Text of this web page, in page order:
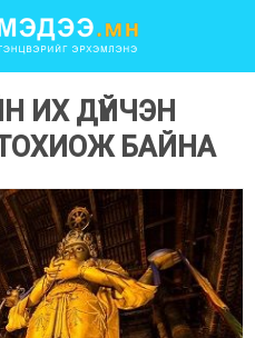
ИХ ДҮЙЧЭН
БАЙНА